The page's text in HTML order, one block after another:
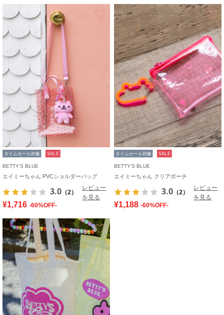
お気に入り
タイムセール対象 SALE
BETTY'S BLUE
エイミーちゃん PVCショルダーバッグ
3.0 （2）
レビュー
を見る
¥1,716 -60%OFF-
タイムセール対象 SALE
BETTY'S BLUE
エイミーちゃん クリアポーチ
3.0 （2）
レビュー
を見る
¥1,188 -60%OFF-
お気に入り